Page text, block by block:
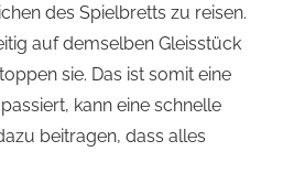
des Spielbretts zu reisen.
auf demselben Gleisstück
sie. Das ist somit eine
kann eine schnelle
beitragen, dass alles